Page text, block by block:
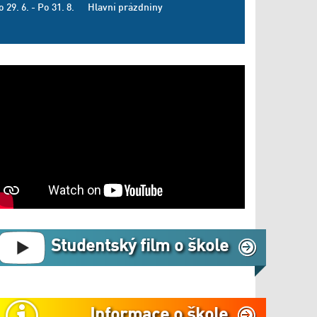
29. 6. - Po 31. 8. Hlavní prázdniny
Studentský film o škole